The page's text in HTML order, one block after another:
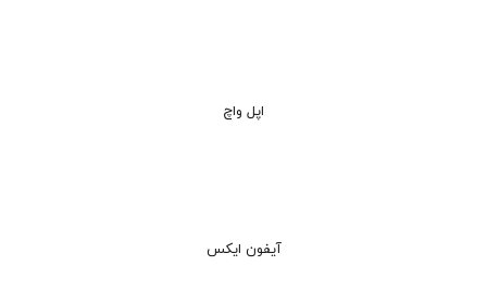
اپل واچ
آیفون ایکس